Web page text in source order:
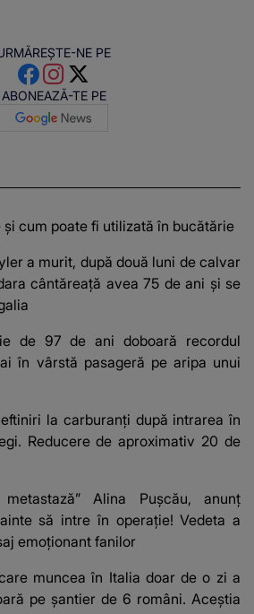
NE PE
ABONEAZĂ-TE PE
și cum poate fi utilizată în bucătărie
a murit, după două luni de calvar
cântăreață avea 75 de ani și se
de 97 de ani doboară recordul
în vârstă pasageră pe aripa unui
la carburanți după intrarea în
Reducere de aproximativ 20 de
Alina Pușcău, anunț
să intre în operație! Vedeta a
emoționant fanilor
muncea în Italia doar de o zi a
pe şantier de 6 români. Aceștia